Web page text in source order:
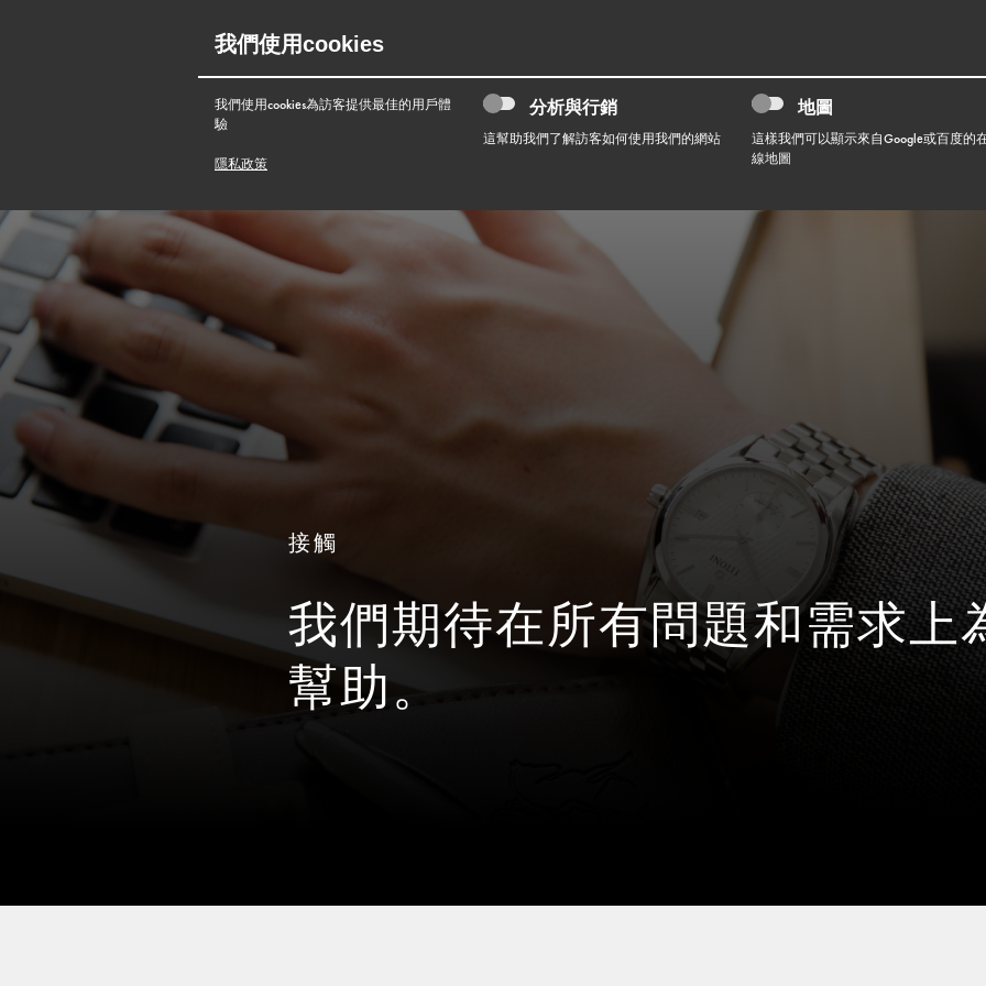
菜單
接觸
我們期待在所有問題和需求上
幫助。
我們使用cookies
我們使用cookies為訪客提供最佳的用戶體
驗
隱私政策
分析與行銷
這幫助我們了解訪客如何使用我們的網站
地圖
這樣我們可以顯示來自Google或百度的
線地圖